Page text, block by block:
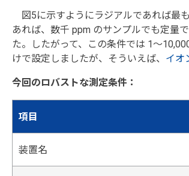
図5に示すようにラジアルであれば最
あれば、数千 ppm のサンプルでも定量
た。したがって、この条件では 1～
けで設定しましたが、そういえば、 イオ
今回のロバストな測定条件：
項目
装置名